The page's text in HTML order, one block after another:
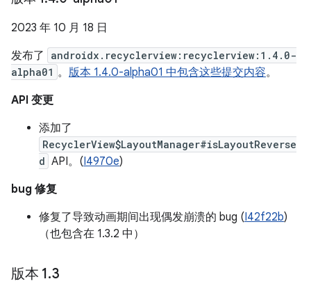
2023 年 10 月 18 日
发布了
androidx.recyclerview:recyclerview:1.4.0-
alpha01 。 版本 1.4.0-alpha01 中包含这些提交内容。
API 变更
添加了
RecyclerView$LayoutManager#isLayoutReverse
d API。(I4970e)
bug 修复
修复了导致动画期间出现偶发崩溃的 bug (I42f22b)
（也包含在 1.3.2 中）
版本 1.3